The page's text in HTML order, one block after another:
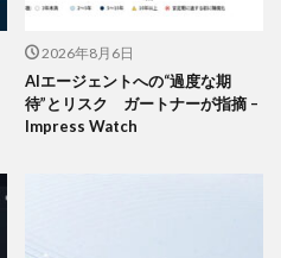
2026年8月6日
AIエージェントへの“過度な期
待”とリスク ガートナーが指摘 –
Impress Watch